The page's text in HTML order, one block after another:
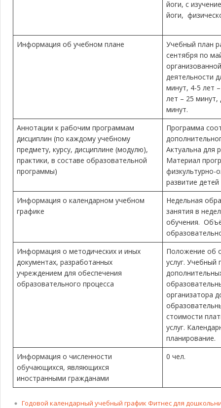
йоги, с
йоги,
Информация об учебном плане
Учебный план
сентября по
деятельности
минут, 4-5 лет
лет – 25 минут,
минут.
Аннотации к рабочим программам
дисциплин (по каждому учебному
предмету, курсу, дисциплине (модулю),
практики, в составе образовательной
программы)
Программа
Актуальна для
Материал
физкультурно-
развитие
Информация о календарном учебном
графике
Недельная
занятия в
обучения.
Информация о методических и иных
документах, разработанных
учреждением для обеспечения
образовательного процесса
Положение об
услуг. Учебный
организатора
стоимости
услуг.
планирование.
Информация о численности
обучающихся, являющихся
иностранными гражданами
0 чел.
Годовой календарный учебный график Фитнес для